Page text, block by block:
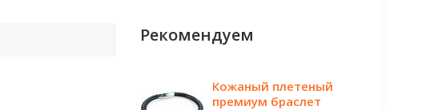
Рекомендуем
Кожаный плетеный
премиум браслет